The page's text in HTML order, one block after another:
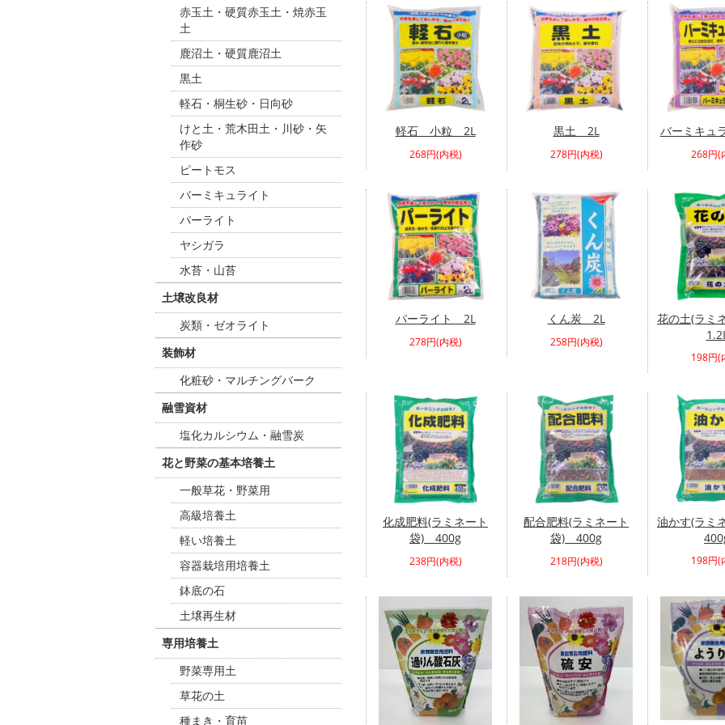
軽石 小粒 2L
268円(内税)
黒土 2L
278円(内税)
バーミキュ
268円(
パーライト 2L
278円(内税)
くん炭 2L
258円(内税)
花の土(ラ
198円(
化成肥料(ラミネート
袋) 400g
238円(内税)
配合肥料(ラミネート
袋) 400g
218円(内税)
油かす(ラ
198円(
赤玉土・硬質赤玉土・焼赤玉
土
鹿沼土・硬質鹿沼土
黒土
軽石・桐生砂・日向砂
けと土・荒木田土・川砂・矢
作砂
ピートモス
バーミキュライト
パーライト
ヤシガラ
水苔・山苔
土壌改良材
炭類・ゼオライト
装飾材
化粧砂・マルチングバーク
融雪資材
塩化カルシウム・融雪炭
花と野菜の基本培養土
一般草花・野菜用
高級培養土
軽い培養土
容器栽培用培養土
鉢底の石
土壌再生材
専用培養土
野菜専用土
草花の土
種まき・育苗